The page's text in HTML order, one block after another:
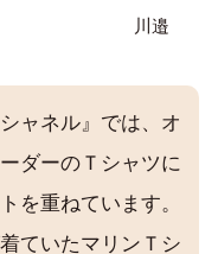
川邉
ャネル』では、オ
ダーのＴシャツに
を重ねています。
ていたマリンＴシ